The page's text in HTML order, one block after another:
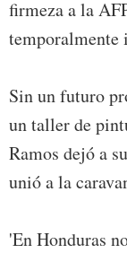
firmeza a la
temporalmente
Sin un futuro
un taller de
Ramos dejó a
unió a la
'En Honduras